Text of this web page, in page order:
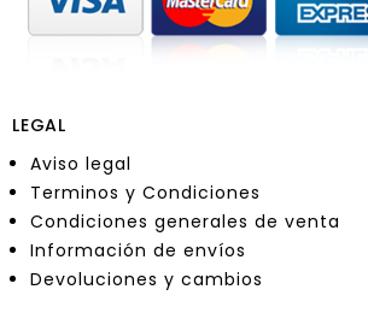
LEGAL
Aviso legal
Terminos y Condiciones
Condiciones generales de venta
Información de envíos
Devoluciones y cambios